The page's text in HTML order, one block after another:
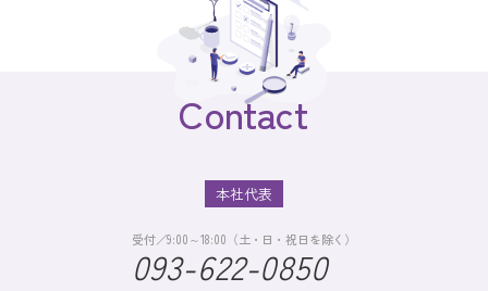
Contact
本社代表
受付／9:00～18:00（土・日・祝日を除く）
093-622-0850